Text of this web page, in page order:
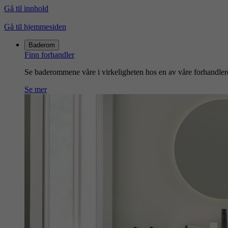
Gå til innhold
Gå til hjemmesiden
Baderom
Finn forhandler
Se baderommene våre i virkeligheten hos en av våre
Se mer